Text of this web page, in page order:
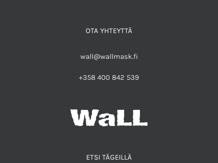
OTA YHTEYTTÄ
wall@wallmask.fi
+358 400 842 539
ETSI TÄGEILLÄ